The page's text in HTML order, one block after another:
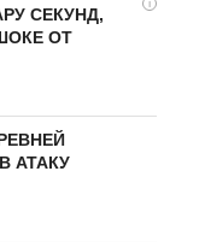
i
СЕКУНД,
ОТ
АТАКУ